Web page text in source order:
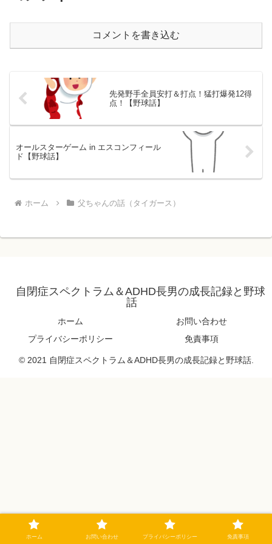
コメントを書き込む
先発野手全員安打＆打点！猛打爆発12得
点！【野球話】
オールスターゲーム in エスコンフィール
ド【野球話】
ホーム 父ちゃんの話（タイガース）
自閉症スペクトラム＆ADHD長男の成長記録と野球
話
ホーム
お問い合わせ
プライバシーポリシー
免責事項
© 2021 自閉症スペクトラム＆ADHD長男の成長記録と野球話.
ホーム お問い合わせ プライバシーポリシー 免責事項